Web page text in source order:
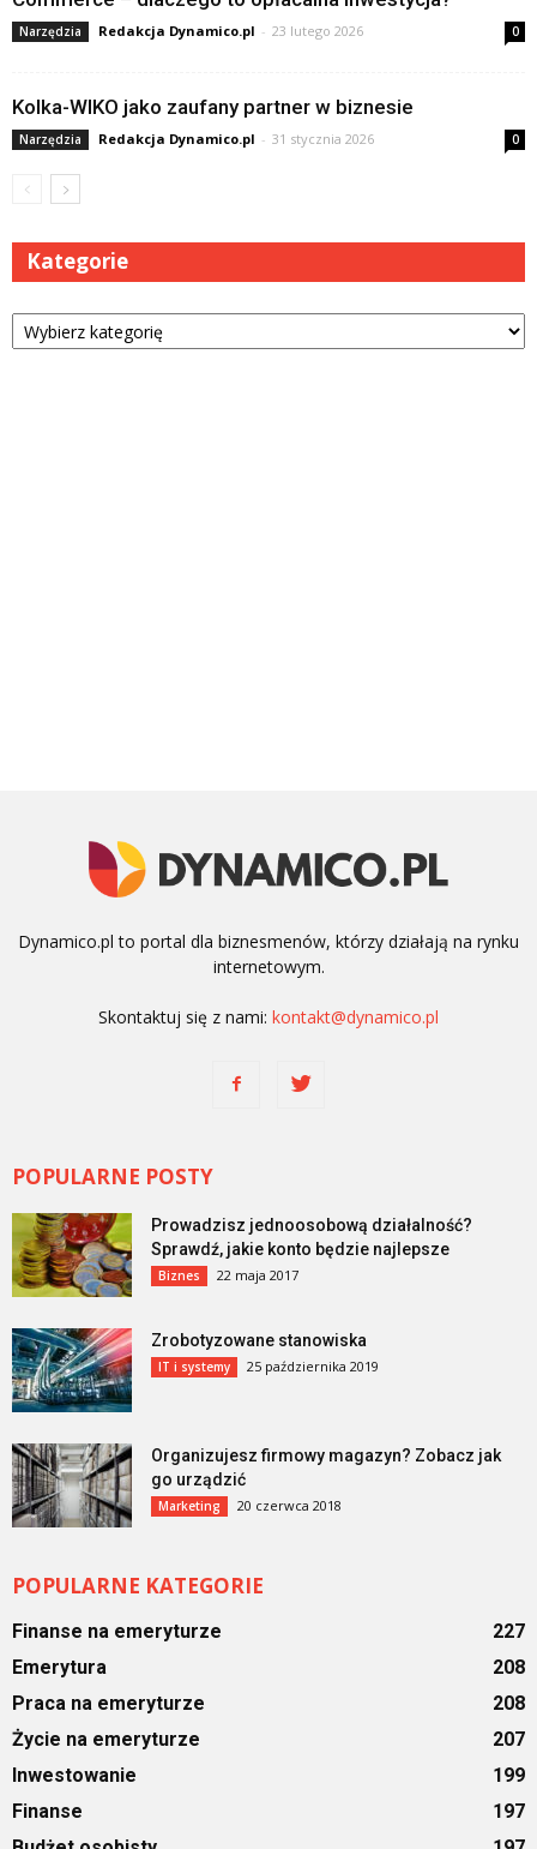
Narzędzia Redakcja Dynamico.pl - 23 lutego 2026 0
Kolka-WIKO jako zaufany partner w biznesie
Narzędzia Redakcja Dynamico.pl - 31 stycznia 2026 0
Kategorie
Kategorie
Dynamico.pl to portal dla biznesmenów, którzy działają na rynku
internetowym.
Skontaktuj się z nami: kontakt@dynamico.pl
POPULARNE POSTY
Prowadzisz jednoosobową działalność?
Sprawdź, jakie konto będzie najlepsze
Biznes 22 maja 2017
Zrobotyzowane stanowiska
IT i systemy 25 października 2019
Organizujesz firmowy magazyn? Zobacz jak
go urządzić
Marketing 20 czerwca 2018
POPULARNE KATEGORIE
Finanse na emeryturze
227
Emerytura
208
Praca na emeryturze
208
Życie na emeryturze
207
Inwestowanie
199
Finanse
197